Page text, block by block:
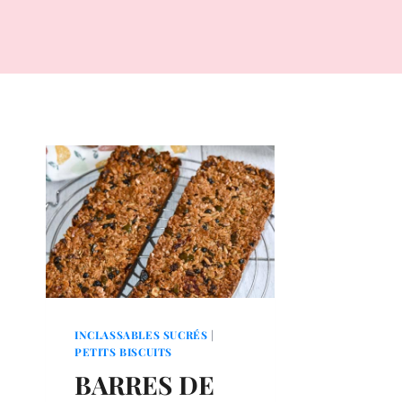
INCLASSABLES SUCRÉS |
PETITS BISCUITS
BARRES DE